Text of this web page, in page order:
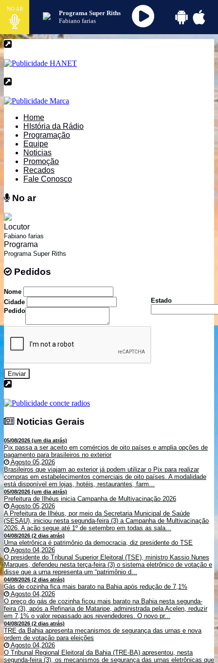
NO AR
Programa Super Riths
Fabiano farias
Home
HIstória da Rádio
Programação
Equipe
Noticias
Promoção
Recados
Fale Conosco
No ar
Locutor
Fabiano farias
Programa
Programa Super Riths
Pedidos
Nome
Cidade
Estado
Pedido
Enviar
Noticias Gerais
05/08/2026 (um dia atrás)
Pix passa a ser aceito em comércios de oito países e amplia opções de
pagamento para brasileiros no exterior
Agosto 05,2026
Brasileiros que viajam ao exterior já podem utilizar o Pix para realizar
compras em estabelecimentos comerciais de oito países. A modalidade
está disponível em lojas, hotéis, restaurantes, farm...
05/08/2026 (um dia atrás)
Prefeitura de Ilhéus inicia Campanha de Multivacinação 2026
Agosto 05,2026
A Prefeitura de Ilhéus, por meio da Secretaria Municipal de Saúde
(SESAU), iniciou nesta segunda-feira (3) a Campanha de Multivacinação
2026. A ação segue até 1º de setembro em todas as sala...
04/08/2026 (2 dias atrás)
Urna eletrônica é patrimônio da democracia, diz presidente do TSE
Agosto 04,2026
O presidente do Tribunal Superior Eleitoral (TSE), ministro Kassio Nunes
Marques, defendeu nesta terça-feira (3) o sistema eletrônico de votação e
disse que a urna representa um “patrimônio d...
04/08/2026 (2 dias atrás)
Gás de cozinha fica mais barato na Bahia após redução de 7,1%
Agosto 04,2026
O preço do gás de cozinha ficou mais barato na Bahia nesta segunda-
feira (3), após a Refinaria de Mataripe, administrada pela Acelen, reduzir
em 7,1% o valor repassado aos revendedores. O novo pr...
04/08/2026 (2 dias atrás)
TRE da Bahia apresenta mecanismos de segurança das urnas e nova
ordem de votação para eleições
Agosto 04,2026
O Tribunal Regional Eleitoral da Bahia (TRE-BA) apresentou, nesta
segunda-feira (3), os mecanismos de segurança das urnas eletrônicas que